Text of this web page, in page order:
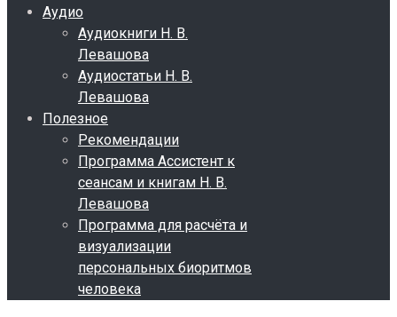
Аудио
Аудиокниги Н. В.
Левашова
Аудиостатьи Н. В.
Левашова
Полезное
Рекомендации
Программа Ассистент к
сеансам и книгам Н. В.
Левашова
Программа для расчёта и
визуализации
персональных биоритмов
человека